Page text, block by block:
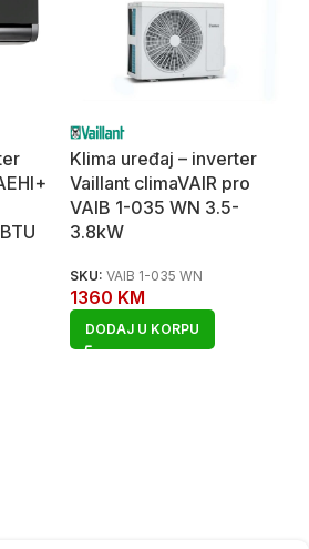
Klima uređaj – inverter
Vaillant climaVAIR pro
VAIB 1-035 WN 3.5-
3.8kW
SKU: VAIB 1-035 WN
1360 KM
DODAJ U KORPU